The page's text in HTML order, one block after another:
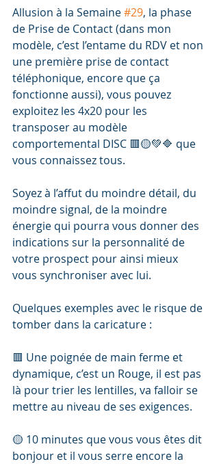
Allusion à la Semaine #29, la phase
de Prise de Contact (dans mon
modèle, c’est l’entame du RDV et non
une première prise de contact
téléphonique, encore que ça
fonctionne aussi), vous pouvez
exploitez les 4x20 pour les
transposer au modèle
comportemental DISC 🟥🟡💚🔷 que
vous connaissez tous.
Soyez à l’affut du moindre détail, du
moindre signal, de la moindre
énergie qui pourra vous donner des
indications sur la personnalité de
votre prospect pour ainsi mieux
vous synchroniser avec lui.
Quelques exemples avec le risque de
tomber dans la caricature :
🟥 Une poignée de main ferme et
dynamique, c’est un Rouge, il est pas
là pour trier les lentilles, va falloir se
mettre au niveau de ses exigences.
🟡 10 minutes que vous vous êtes dit
bonjour et il vous serre encore la